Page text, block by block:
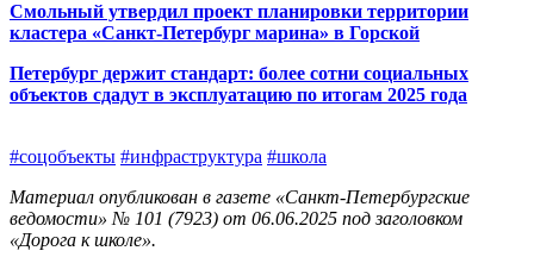
Смольный утвердил проект планировки территории
кластера «Санкт-Петербург марина» в Горской
Петербург держит стандарт: более сотни социальных
объектов сдадут в эксплуатацию по итогам 2025 года
#соцобъекты #инфраструктура #школа
Материал опубликован в газете «Санкт-Петербургские
ведомости» № 101 (7923) от 06.06.2025 под заголовком
«Дорога к школе».